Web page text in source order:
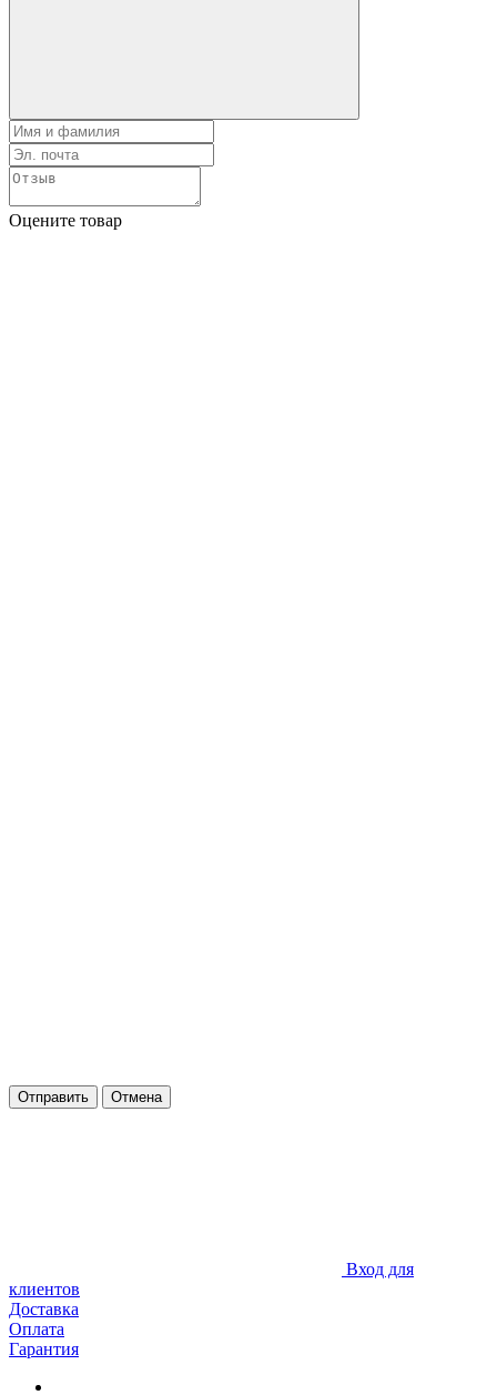
Оцените товар
Отправить Отмена
Вход для
клиентов
Доставка
Оплата
Гарантия